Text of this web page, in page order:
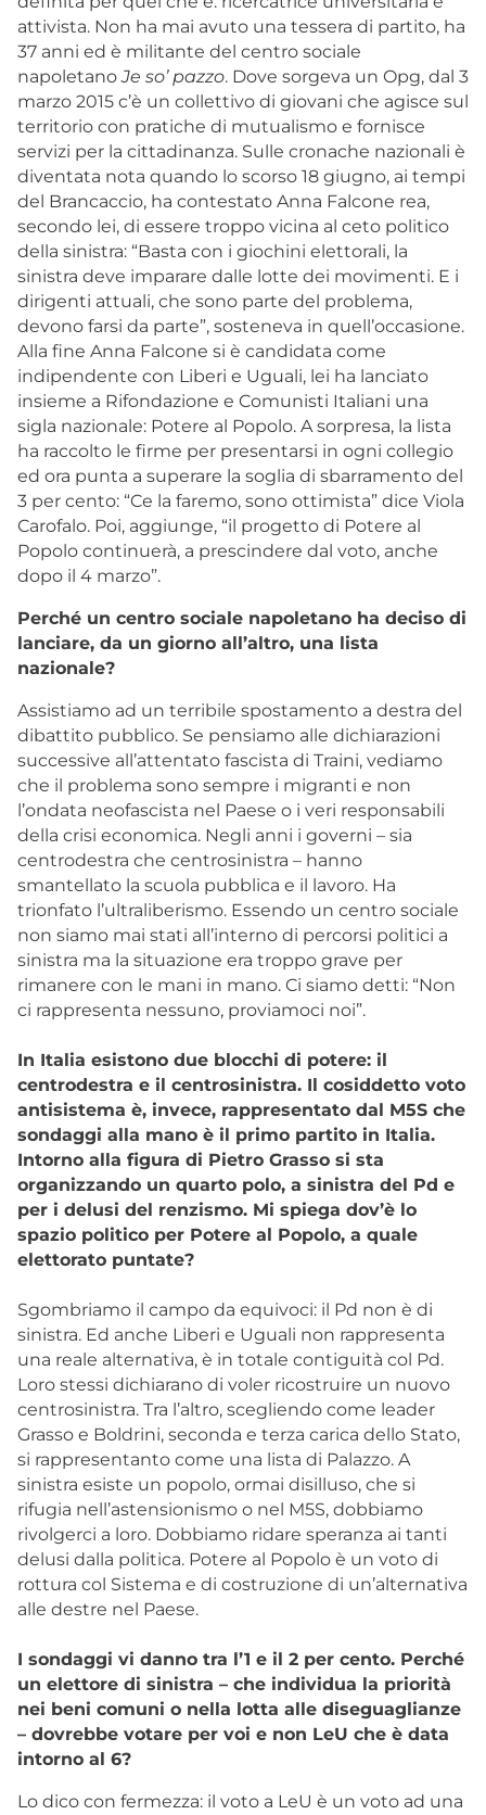
attivista. Non ha mai avuto una tessera di partito, ha
37 anni ed è militante del centro sociale
napoletanoJe so’ pazzo. Dove sorgeva un Opg, dal 3
marzo 2015 c’è un collettivo di giovani che agisce sul
territorio con pratiche di mutualismo e fornisce
servizi per la cittadinanza. Sulle cronache nazionali è
diventata nota quando lo scorso 18 giugno, ai tempi
del Brancaccio, ha contestato Anna Falcone rea,
secondo lei, di essere troppo vicina al ceto politico
della sinistra: “Basta con i giochini elettorali, la
sinistra deve imparare dalle lotte dei movimenti. E i
dirigenti attuali, che sono parte del problema,
devono farsi da parte”, sosteneva in quell’occasione.
Alla fine Anna Falcone si è candidata come
indipendente con Liberi e Uguali, lei ha lanciato
insieme a Rifondazione e Comunisti Italiani una
sigla nazionale: Potere al Popolo. A sorpresa, la lista
ha raccolto le firme per presentarsi in ogni collegio
ed ora punta a superare la soglia di sbarramento del
3 per cento: “Ce la faremo, sono ottimista” dice Viola
Carofalo. Poi, aggiunge, “il progetto di Potere al
Popolo continuerà, a prescindere dal voto, anche
dopo il 4 marzo”.
Perché un centro sociale napoletano ha deciso di
lanciare, da un giorno all’altro, una lista
nazionale?
Assistiamo ad un terribile spostamento a destra del
dibattito pubblico. Se pensiamo alle dichiarazioni
successive all’attentato fascista di Traini, vediamo
che il problema sono sempre i migranti e non
l’ondata neofascista nel Paese o i veri responsabili
della crisi economica. Negli anni i governi – sia
centrodestra che centrosinistra – hanno
smantellato la scuola pubblica e il lavoro. Ha
trionfato l’ultraliberismo. Essendo un centro sociale
non siamo mai stati all’interno di percorsi politici a
sinistra ma la situazione era troppo grave per
rimanere con le mani in mano. Ci siamo detti: “Non
ci rappresenta nessuno, proviamoci noi”.
In Italia esistono due blocchi di potere: il
centrodestra e il centrosinistra. Il cosiddetto voto
antisistema è, invece, rappresentato dal M5S che
sondaggi alla mano è il primo partito in Italia.
Intorno alla figura di Pietro Grasso si sta
organizzando un quarto polo, a sinistra del Pd e
per i delusi del renzismo. Mi spiega dov’è lo
spazio politico per Potere al Popolo, a quale
elettorato puntate?
Sgombriamo il campo da equivoci: il Pd non è di
sinistra. Ed anche Liberi e Uguali non rappresenta
una reale alternativa, è in totale contiguità col Pd.
Loro stessi dichiarano di voler ricostruire un nuovo
centrosinistra. Tra l’altro, scegliendo come leader
Grasso e Boldrini, seconda e terza carica dello Stato,
si rappresentanto come una lista di Palazzo. A
sinistra esiste un popolo, ormai disilluso, che si
rifugia nell’astensionismo o nel M5S, dobbiamo
rivolgerci a loro. Dobbiamo ridare speranza ai tanti
delusi dalla politica. Potere al Popolo è un voto di
rottura col Sistema e di costruzione di un’alternativa
alle destre nel Paese.
I sondaggi vi danno tra l’1 e il 2 per cento. Perché
un elettore di sinistra – che individua la priorità
nei beni comuni o nella lotta alle diseguaglianze
– dovrebbe votare per voi e non LeU che è data
intorno al 6?
Lo dico con fermezza: il voto a LeU è un voto ad una